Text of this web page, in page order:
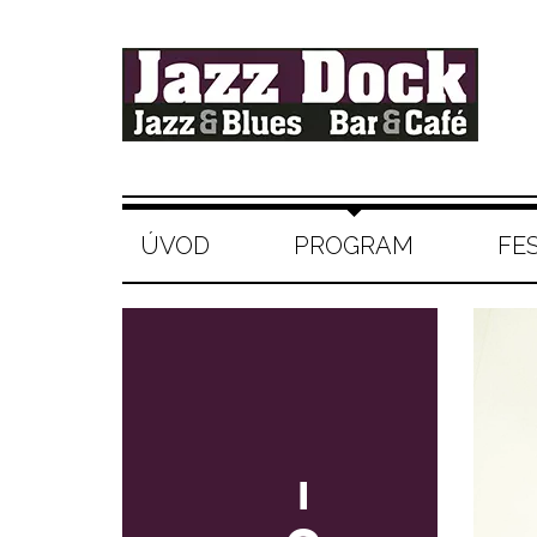
ÚVOD PROGRAM